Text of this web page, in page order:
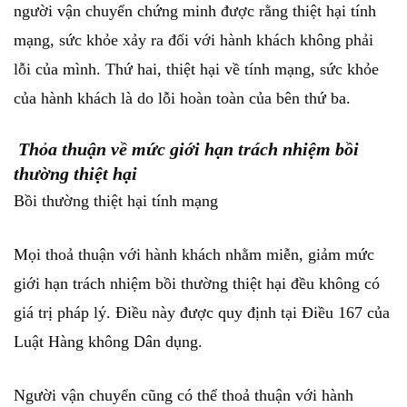
người vận chuyển chứng minh được rằng thiệt hại tính
mạng, sức khỏe xảy ra đối với hành khách không phải
lỗi của mình. Thứ hai, thiệt hại về tính mạng, sức khỏe
của hành khách là do lỗi hoàn toàn của bên thứ ba.
Thỏa thuận về mức giới hạn trách nhiệm bồi
thường thiệt hại
Bồi thường thiệt hại tính mạng
Mọi thoả thuận với hành khách nhằm miễn, giảm mức
giới hạn trách nhiệm bồi thường thiệt hại đều không có
giá trị pháp lý. Điều này được quy định tại Điều 167 của
Luật Hàng không Dân dụng.
Người vận chuyển cũng có thể thoả thuận với hành